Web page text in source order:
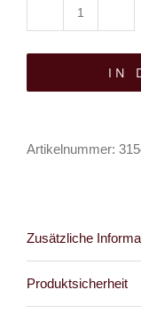
Top
Selvatrix
IN
Artikelnummer:
Zusätzliche
Produktsicherheit